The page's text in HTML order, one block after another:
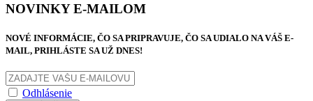
NOVINKY E-MAILOM
NOVÉ INFORMÁCIE, ČO SA PRIPRAVUJE, ČO SA UDIALO NA VÁŠ E-
MAIL, PRIHLÁSTE SA UŽ DNES!
Odhlásenie